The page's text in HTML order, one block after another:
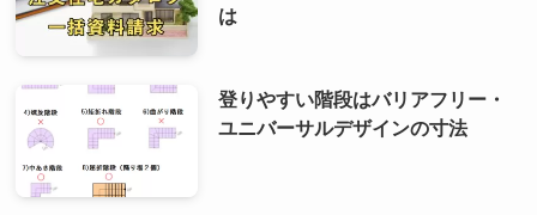
は
登りやすい階段はバリアフリー・
ユニバーサルデザインの寸法